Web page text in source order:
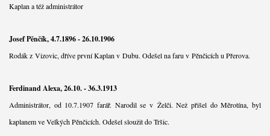
Kaplan a též administrátor
Josef Pěnčík, 4.7.1896 - 26.10.1906
Rodák z Vizovic, dříve první Kaplan v Dubu. Odešel na faru v Pěnčicích u Přerova.
Ferdinand Alexa, 26.10. - 36.3.1913
Administrátor, od 10.7.1907 farář. Narodil se v Želči. Než přišel do Měrotína, byl
kaplanem ve Velkých Pěnčicích. Odešel sloužit do Tršic.